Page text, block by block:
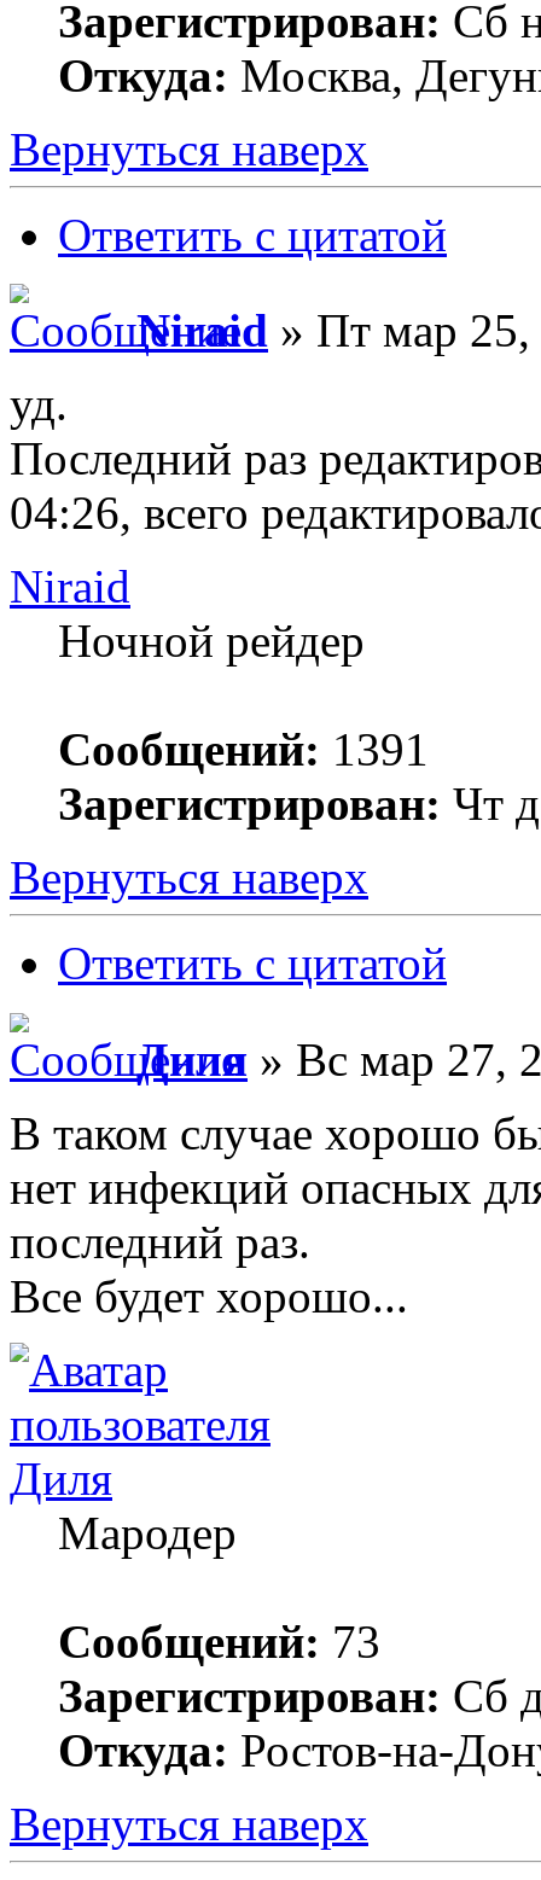
Зарегистрирован: Сб
Откуда: Москва,
Вернуться наверх
Ответить с цитатой
Niraid » Пт мар
уд.
Последний раз
04:26, всего
Niraid
Ночной рейдер
Сообщений: 1391
Зарегистрирован: Чт
Вернуться наверх
Ответить с цитатой
Диля » Вс мар 27,
В таком случае хорошо
нет инфекций опасных
последний раз.
Все будет хорошо...
Диля
Мародер
Сообщений: 73
Зарегистрирован: Сб
Откуда: Ростов-на-
Вернуться наверх